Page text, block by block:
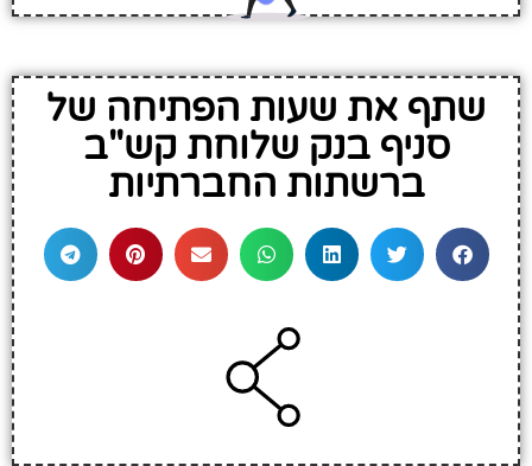
שתף את שעות הפתיחה של
סניף בנק שלוחת קש"ב
ברשתות החברתיות